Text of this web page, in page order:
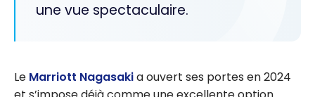
une vue spectaculaire.
Le Marriott Nagasakia ouvert ses portes en 2024